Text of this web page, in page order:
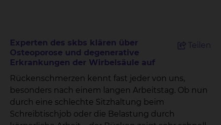
Experten des skbs klären über
Osteoporose und degenerative
Erkrankungen der Wirbelsäule auf
Teilen
Rückenschmerzen kennt fast jeder von uns,
besonders nach einem langen Arbeitstag. Ob nun
durch eine schlechte Sitzhaltung beim
Schreibtischjob oder die Belastung durch